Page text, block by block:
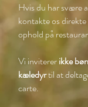
Hvis du har svære
kontakte os
ophold på
Vi invitererikke
kæledyrtil at
carte.